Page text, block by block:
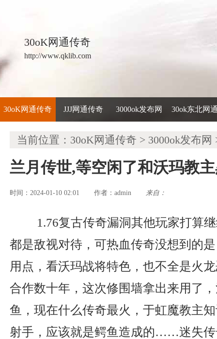
30oK网通传奇
http://www.qklib.com
30oK网通传奇 JJJ网通传奇 3000ok发布网 30ok东北网
当前位置： 30oK网通传奇 > 3000ok发布网
兰月传世,等空闲了和沃玛教
时间：2024-01-10 02:01 作者： admin 来自：
1.76复古传奇漏洞其他玩家打算
都是敌视对待，可热血传奇没想到的
用点，看沃玛战将特色，也不全是火
合作数十年，这次修围墙拿出来用了
鱼，现在什么传奇最火，于虹魔教主
射手，应该就是鳄鱼造成的……迷失传